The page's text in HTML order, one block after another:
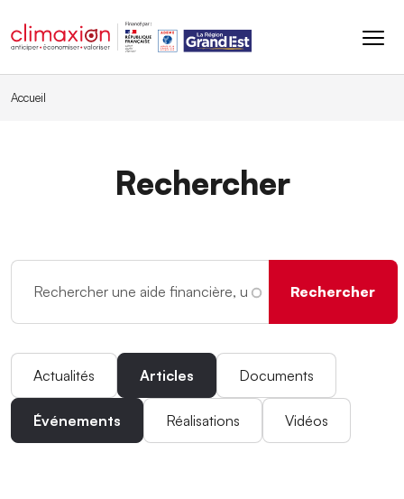
Accueil
Rechercher
Actualités Articles Documents
Événements Réalisations Vidéos